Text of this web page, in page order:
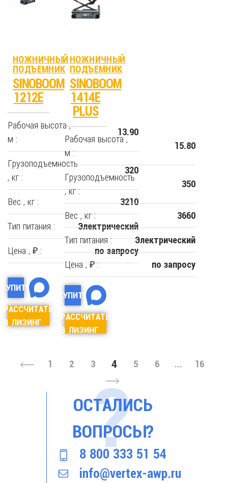
НОЖНИЧНЫЙ
ПОДЪЕМНИК
SINOBOOM
1212E
Рабочая высота ,
м :
13.90
Грузоподъемность
, кг :
320
Вес , кг : 3210
Тип питания : Электрический
Цена , ₽ : по запросу
КУПИТЬ
РАССЧИТАТЬ
В ЛИЗИНГ
НОЖНИЧНЫЙ
ПОДЪЕМНИК
SINOBOOM
1414E
PLUS
Рабочая высота ,
м :
15.80
Грузоподъемность
, кг :
350
Вес , кг : 3660
Тип питания : Электрический
Цена , ₽ : по запросу
КУПИТЬ
РАССЧИТАТЬ
В ЛИЗИНГ
1 2 3 4 5 6 ... 16
ОСТАЛИСЬ
ВОПРОСЫ?
8 800 333 51 54
info@vertex-awp.ru